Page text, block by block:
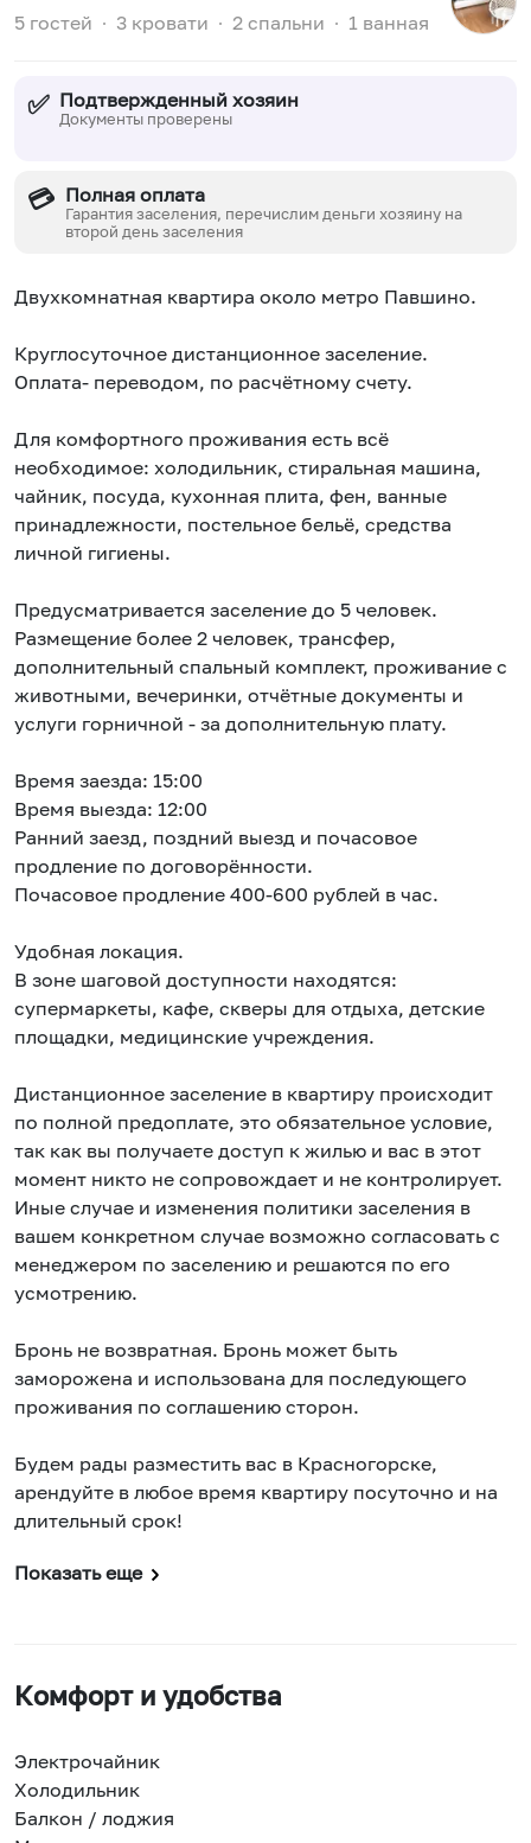
5 гостей ∙ 3 кровати ∙ 2 спальни ∙ 1 ванная
✅ Подтвержденный хозяин
Документы проверены
💳 Полная оплата
Гарантия заселения, перечислим деньги хозяину на
второй день заселения
Двухкомнатная квартира около метро Павшино.
Круглосуточное дистанционное заселение.
Оплата- переводом, по расчётному счету.
Для комфортного проживания есть всё
необходимое: холодильник, стиральная машина,
чайник, посуда, кухонная плита, фен, ванные
принадлежности, постельное бельё, средства
личной гигиены.
Предусматривается заселение до 5 человек.
Размещение более 2 человек, трансфер,
дополнительный спальный комплект, проживание с
животными, вечеринки, отчётные документы и
услуги горничной - за дополнительную плату.
Время заезда: 15:00
Время выезда: 12:00
Ранний заезд, поздний выезд и почасовое
продление по договорённости.
Почасовое продление 400-600 рублей в час.
Удобная локация.
В зоне шаговой доступности находятся:
супермаркеты, кафе, скверы для отдыха, детские
площадки, медицинские учреждения.
Дистанционное заселение в квартиру происходит
по полной предоплате, это обязательное условие,
так как вы получаете доступ к жилью и вас в этот
момент никто не сопровождает и не контролирует.
Иные случае и изменения политики заселения в
вашем конкретном случае возможно согласовать с
менеджером по заселению и решаются по его
усмотрению.
Бронь не возвратная. Бронь может быть
заморожена и использована для последующего
проживания по соглашению сторон.
Будем рады разместить вас в Красногорске,
арендуйте в любое время квартиру посуточно и на
длительный срок!
Показать еще
Комфорт и удобства
Электрочайник
Холодильник
Балкон / лоджия